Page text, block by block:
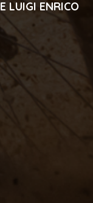
LUIGI ENRICO